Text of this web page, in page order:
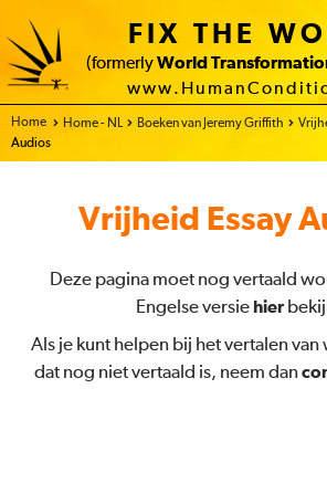
FIX THE
(formerly World
Home - FIX THE WORLD
Home - NL Boeken van Jeremy Griffith
Audios
Vrijheid Essay
Deze pagina moet nog vertaald
Engelse versie hier
Als je kunt helpen bij het vertalen van
dat nog niet vertaald is, neem dan